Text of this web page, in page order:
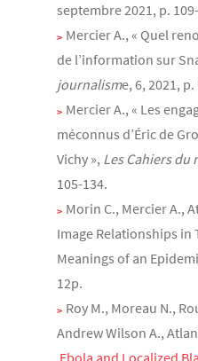
septembre 2021, p.
Mercier A., « Quel
de l’information sur
journalisme, 6, 2021, p.
Mercier A., « Les
méconnus d’Éric de
Vichy », Les Cahiers du
105-134.
Morin C., Mercier A.,
Image Relationships in
Meanings of an
12p.
Roy M., Moreau N.,
Andrew Wilson A.,